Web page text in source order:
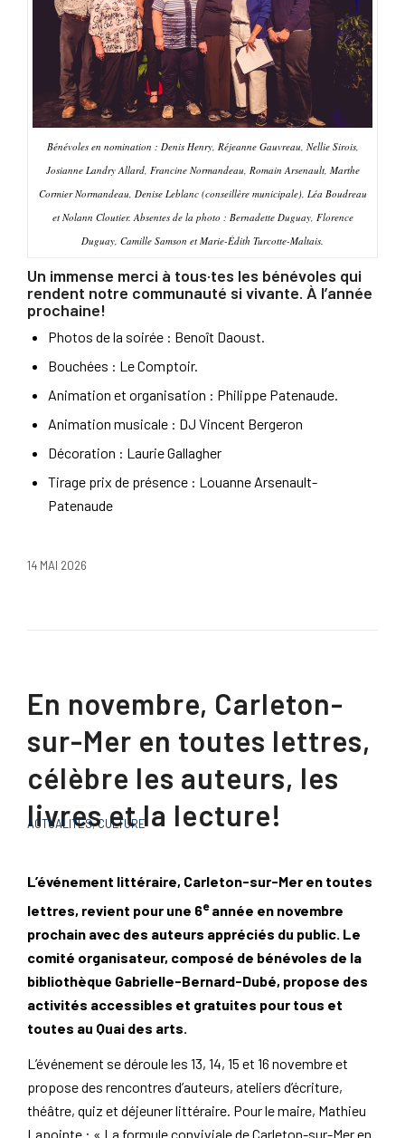
Bénévoles en nomination : Denis Henry, Réjeanne Gauvreau, Nellie Sirois,
Josianne Landry Allard, Francine Normandeau, Romain Arsenault, Marthe
Cormier Normandeau, Denise Leblanc (conseillère municipale), Léa Boudreau
et Nolann Cloutier. Absentes de la photo : Bernadette Duguay, Florence
Duguay, Camille Samson et Marie-Édith Turcotte-Maltais.
Un immense merci à tous·tes les bénévoles qui
rendent notre communauté si vivante. À l’année
prochaine!
Photos de la soirée : Benoît Daoust.
Bouchées : Le Comptoir.
Animation et organisation : Philippe Patenaude.
Animation musicale : DJ Vincent Bergeron
Décoration : Laurie Gallagher
Tirage prix de présence : Louanne Arsenault-
Patenaude
14 MAI 2026
En novembre, Carleton-
sur-Mer en toutes lettres,
célèbre les auteurs, les
livres et la lecture!
ACTUALITÉS,CULTURE
L’événement littéraire, Carleton-sur-Mer en toutes
lettres, revient pour une 6eannée en novembre
prochain avec des auteurs appréciés du public. Le
comité organisateur, composé de bénévoles de la
bibliothèque Gabrielle-Bernard-Dubé, propose des
activités accessibles et gratuites pour tous et
toutes au Quai des arts.
L’événement se déroule les 13, 14, 15 et 16 novembre et
propose des rencontres d’auteurs, ateliers d’écriture,
théâtre, quiz et déjeuner littéraire. Pour le maire, Mathieu
Lapointe : « La formule conviviale de Carleton-sur-Mer en